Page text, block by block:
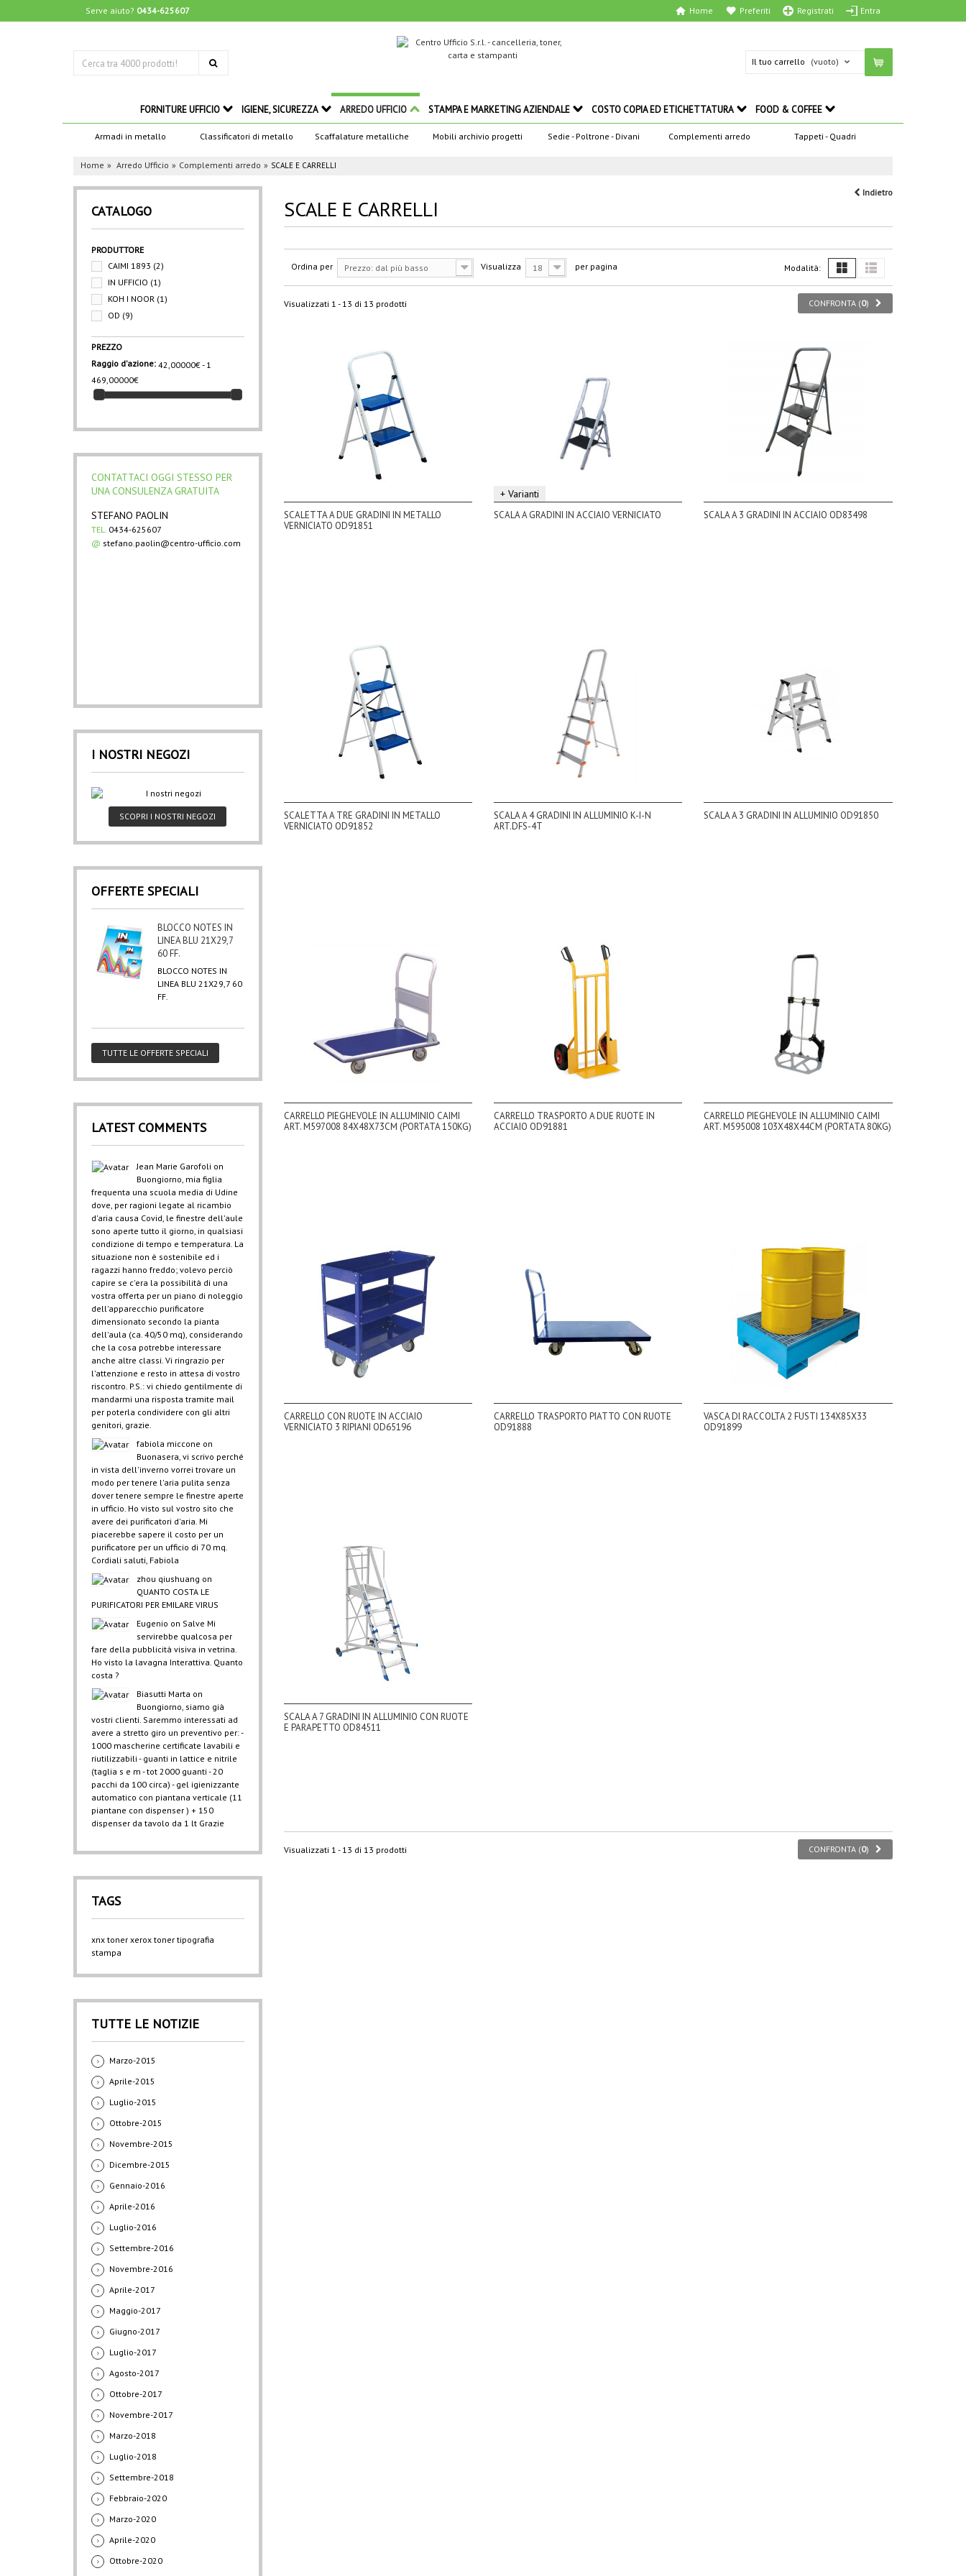
Serve aiuto? 0434-625607 Registrati Entra
Preferiti
Home
Il tuo carrello (vuoto)
FORNITURE UFFICIO IGIENE, SICUREZZA ARREDO UFFICIO
Armadi in metallo Classificatori di metallo Scaffalature metalliche Mobili archivio progetti Sedie - Poltrone - Divani Complementi arredo Tappeti - Quadri
STAMPA E MARKETING AZIENDALE COSTO COPIA ED ETICHETTATURA FOOD & COFFEE
Home Arredo Ufficio Complementi arredo SCALE E CARRELLI
Indietro
CATALOGO
PRODUTTORE
CAIMI 1893 (2)
IN UFFICIO (1)
KOH I NOOR (1)
OD (9)
PREZZO
Raggio d'azione: 42,00000€ - 1
469,00000€
CONTATTACI OGGI STESSO PER
UNA CONSULENZA GRATUITA
STEFANO PAOLIN
TEL.
0434-625607
@ stefano.paolin@centro-ufficio.com
I NOSTRI NEGOZI
SCOPRI I NOSTRI NEGOZI
OFFERTE SPECIALI
BLOCCO NOTES IN
LINEA BLU 21X29,7
60 FF.
BLOCCO NOTES IN
LINEA BLU 21X29,7 60
FF.
TUTTE LE OFFERTE SPECIALI
LATEST COMMENTS
Jean Marie Garofoli on
Buongiorno, mia figlia
frequenta una scuola media di Udine
dove, per ragioni legate al ricambio
d'aria causa Covid, le finestre dell'aule
sono aperte tutto il giorno, in qualsiasi
condizione di tempo e temperatura. La
situazione non è sostenibile ed i
ragazzi hanno freddo; volevo perciò
capire se c'era la possibilità di una
vostra offerta per un piano di noleggio
dell'apparecchio purificatore
dimensionato secondo la pianta
dell'aula (ca. 40/50 mq), considerando
che la cosa potrebbe interessare
anche altre classi. Vi ringrazio per
l'attenzione e resto in attesa di vostro
riscontro. P.S.: vi chiedo gentilmente di
mandarmi una risposta tramite mail
per poterla condividere con gli altri
genitori, grazie.
fabiola miccone on
Buonasera, vi scrivo perché
in vista dell'inverno vorrei trovare un
modo per tenere l'aria pulita senza
dover tenere sempre le finestre aperte
in ufficio. Ho visto sul vostro sito che
avere dei purificatori d'aria. Mi
piacerebbe sapere il costo per un
purificatore per un ufficio di 70 mq.
Cordiali saluti, Fabiola
zhou qiushuang on
QUANTO COSTA LE
PURIFICATORI PER EMILARE VIRUS
Eugenio on Salve Mi
servirebbe qualcosa per
fare della pubblicità visiva in vetrina.
Ho visto la lavagna Interattiva. Quanto
costa ?
Biasutti Marta on
Buongiorno, siamo già
vostri clienti. Saremmo interessati ad
avere a stretto giro un preventivo per: -
1000 mascherine certificate lavabili e
riutilizzabili - guanti in lattice e nitrile
(taglia s e m - tot 2000 guanti - 20
pacchi da 100 circa) - gel igienizzante
automatico con piantana verticale (11
piantane con dispenser ) + 150
dispenser da tavolo da 1 lt Grazie
TAGS
xnx toner xerox toner tipografia
stampa
TUTTE LE NOTIZIE
Marzo-2015
Aprile-2015
Luglio-2015
Ottobre-2015
Novembre-2015
Dicembre-2015
Gennaio-2016
Aprile-2016
Luglio-2016
Settembre-2016
Novembre-2016
Aprile-2017
Maggio-2017
Giugno-2017
Luglio-2017
Agosto-2017
Ottobre-2017
Novembre-2017
Marzo-2018
Luglio-2018
Settembre-2018
Febbraio-2020
Marzo-2020
Aprile-2020
Ottobre-2020
SCALE E CARRELLI
Modalità:
Ordina per Prezzo: dal più basso Visualizza 18 per pagina
CONFRONTA (0)
Visualizzati 1 - 13 di 13 prodotti
SCALETTA A DUE GRADINI IN METALLO
VERNICIATO OD91851
+ Varianti
SCALA A GRADINI IN ACCIAIO VERNICIATO SCALA A 3 GRADINI IN ACCIAIO OD83498
SCALETTA A TRE GRADINI IN METALLO
VERNICIATO OD91852
SCALA A 4 GRADINI IN ALLUMINIO K-I-N
ART.DFS-4T
SCALA A 3 GRADINI IN ALLUMINIO OD91850
CARRELLO PIEGHEVOLE IN ALLUMINIO CAIMI
ART. M597008 84X48X73CM (PORTATA 150KG)
CARRELLO TRASPORTO A DUE RUOTE IN
ACCIAIO OD91881
CARRELLO PIEGHEVOLE IN ALLUMINIO CAIMI
ART. M595008 103X48X44CM (PORTATA 80KG)
CARRELLO CON RUOTE IN ACCIAIO
VERNICIATO 3 RIPIANI OD65196
CARRELLO TRASPORTO PIATTO CON RUOTE
OD91888
VASCA DI RACCOLTA 2 FUSTI 134X85X33
OD91899
SCALA A 7 GRADINI IN ALLUMINIO CON RUOTE
E PARAPETTO OD84511
CONFRONTA (0)
Visualizzati 1 - 13 di 13 prodotti